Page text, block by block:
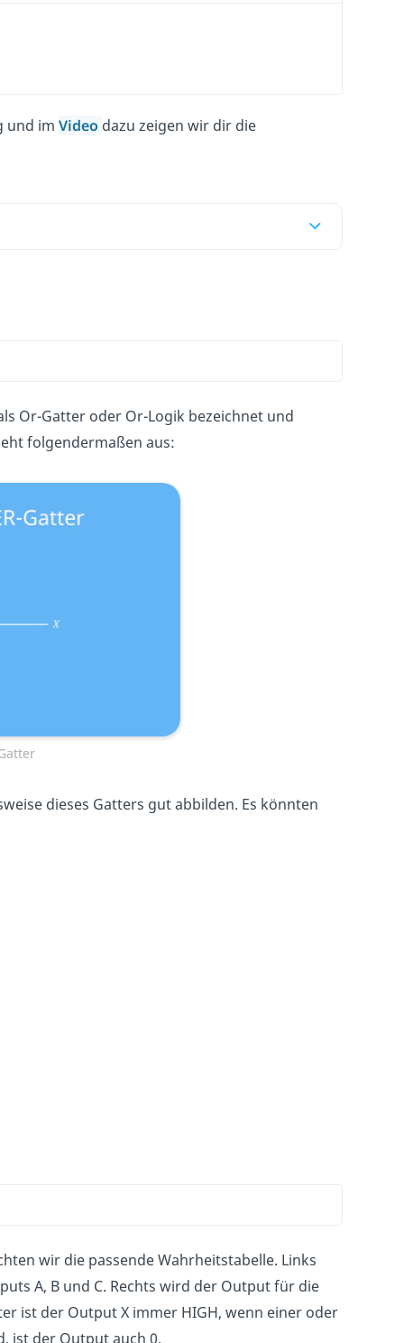
und im Video dazu zeigen wir dir die
Or-Gatter oder Or-Logik bezeichnet und
folgendermaßen aus:
dieses Gatters gut abbilden. Es könnten
wir die passende Wahrheitstabelle. Links
A, B und C. Rechts wird der Output für die
ist der Output X immer HIGH, wenn einer oder
ist der Output auch 0.